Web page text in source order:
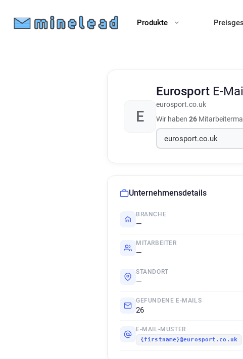
Produkte
E
Eurosport E-
eurosport.co.uk
Wir haben 26
Unternehmensdetails
BRANCHE
—
MITARBEITER
—
STANDORT
—
GEFUNDENE E-MAILS
26
E-MAIL-MUSTER
{firstname}@eurosport.co.uk